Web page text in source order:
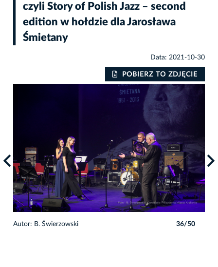
czyli Story of Polish Jazz – second
edition w hołdzie dla Jarosława
Śmietany
Data: 2021-10-30
POBIERZ TO ZDJĘCIE
Autor: B. Świerzowski 36/50